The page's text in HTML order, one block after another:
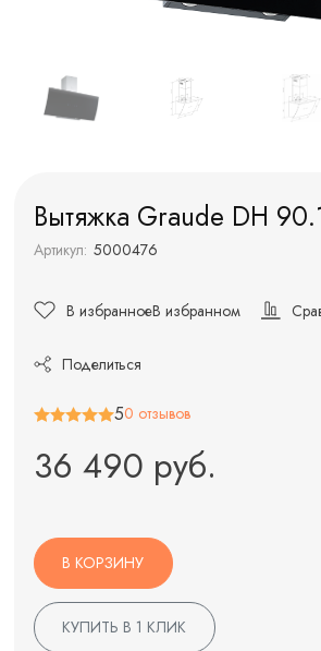
Вытяжка Graude DH
Артикул: 5000476
В избранноеВ избранном
Поделиться
50 отзывов
36 490 руб.
В КОРЗИНУ
КУПИТЬ В 1 КЛИК